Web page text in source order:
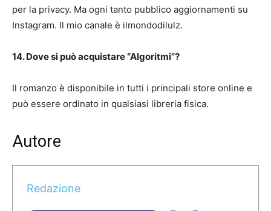
per la privacy. Ma ogni tanto pubblico aggiornamenti su
Instagram. Il mio canale è ilmondodilulz.
14. Dove si può acquistare “Algoritmi”?
Il romanzo è disponibile in tutti i principali store online e
può essere ordinato in qualsiasi libreria fisica.
Autore
Redazione